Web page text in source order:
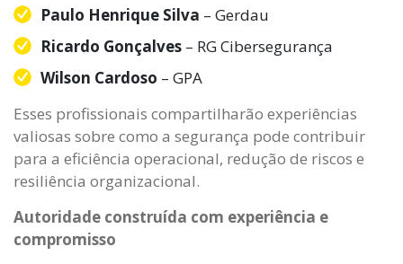
Paulo Henrique Silva – Gerdau
Ricardo Gonçalves – RG Cibersegurança
Wilson Cardoso – GPA
Esses profissionais compartilharão experiências
valiosas sobre como a segurança pode contribuir
para a eficiência operacional, redução de riscos e
resiliência organizacional.
Autoridade construída com experiência e
compromisso